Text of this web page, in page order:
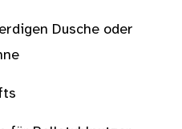
Dusche oder